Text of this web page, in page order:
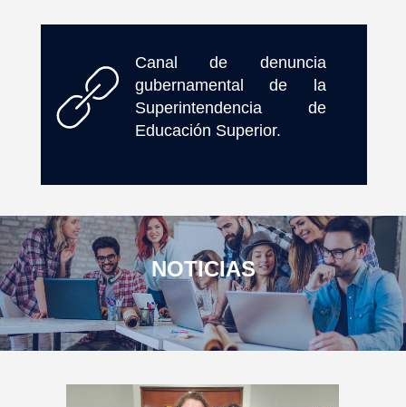
Canal de denuncia
gubernamental de la
Superintendencia de
Educación Superior.
NOTICIAS